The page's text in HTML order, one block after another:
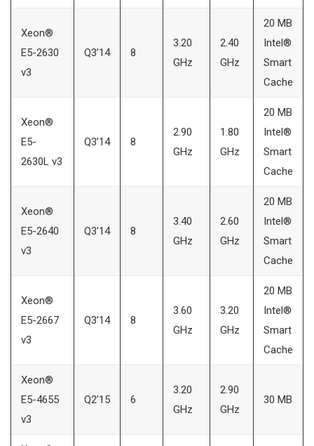
Xeon®
E5-2630
v3
Q3’14 8
3.20
GHz
2.40
GHz
20 MB
Intel®
Smart
Cache
Xeon®
E5-
2630L v3
Q3’14 8
2.90
GHz
1.80
GHz
20 MB
Intel®
Smart
Cache
Xeon®
E5-2640
v3
Q3’14 8
3.40
GHz
2.60
GHz
20 MB
Intel®
Smart
Cache
Xeon®
E5-2667
v3
Q3’14 8
3.60
GHz
3.20
GHz
20 MB
Intel®
Smart
Cache
Xeon®
E5-4655
v3
Q2’15 6
3.20
GHz
2.90
GHz
30 MB